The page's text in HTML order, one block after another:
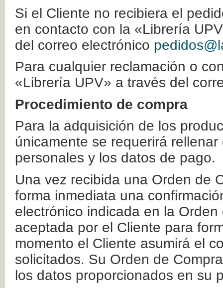
Si el Cliente no recibiera el
en contacto con la «Librería
del correo electrónico
Para cualquier reclamación o
«Librería UPV» a través del
Procedimiento de compra
Para la adquisición de los
únicamente se requerirá
personales y los datos de pago.
Una vez recibida una Orden de
forma inmediata una
electrónico indicada en la
aceptada por el Cliente para
momento el Cliente asumirá el
solicitados. Su Orden de
los datos proporcionados en su